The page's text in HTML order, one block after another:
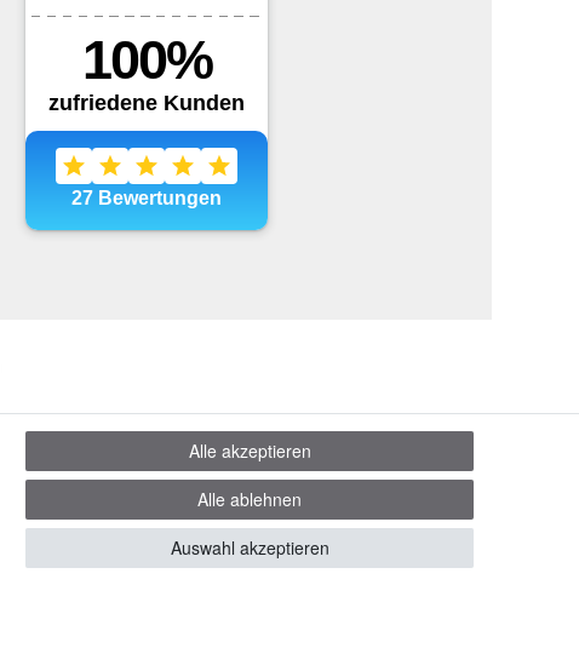
Alle akzeptieren
Alle ablehnen
Auswahl akzeptieren